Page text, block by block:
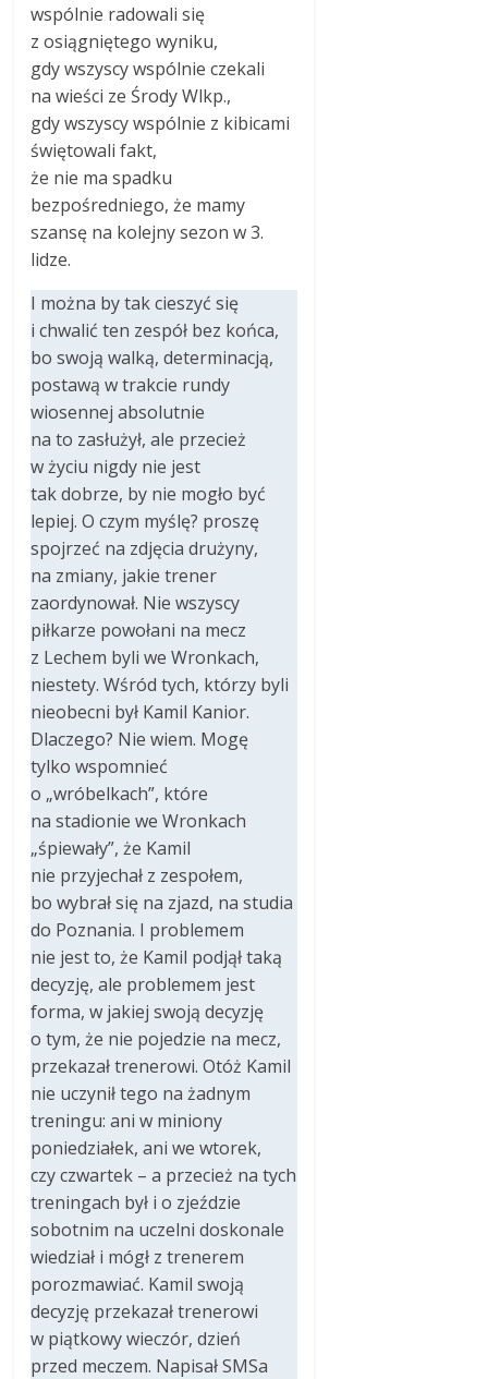
wspólnie radowali się
z osiągniętego wyniku,
gdy wszyscy wspólnie czekali
na wieści ze Środy Wlkp.,
gdy wszyscy wspólnie z kibicami
świętowali fakt,
że nie ma spadku
bezpośredniego, że mamy
szansę na kolejny sezon w 3.
lidze.
I można by tak cieszyć się
i chwalić ten zespół bez końca,
bo swoją walką, determinacją,
postawą w trakcie rundy
wiosennej absolutnie
na to zasłużył, ale przecież
w życiu nigdy nie jest
tak dobrze, by nie mogło być
lepiej. O czym myślę? proszę
spojrzeć na zdjęcia drużyny,
na zmiany, jakie trener
zaordynował. Nie wszyscy
piłkarze powołani na mecz
z Lechem byli we Wronkach,
niestety. Wśród tych, którzy byli
nieobecni był Kamil Kanior.
Dlaczego? Nie wiem. Mogę
tylko wspomnieć
o „wróbelkach”, które
na stadionie we Wronkach
„śpiewały”, że Kamil
nie przyjechał z zespołem,
bo wybrał się na zjazd, na studia
do Poznania. I problemem
nie jest to, że Kamil podjął taką
decyzję, ale problemem jest
forma, w jakiej swoją decyzję
o tym, że nie pojedzie na mecz,
przekazał trenerowi. Otóż Kamil
nie uczynił tego na żadnym
treningu: ani w miniony
poniedziałek, ani we wtorek,
czy czwartek – a przecież na tych
treningach był i o zjeździe
sobotnim na uczelni doskonale
wiedział i mógł z trenerem
porozmawiać. Kamil swoją
decyzję przekazał trenerowi
w piątkowy wieczór, dzień
przed meczem. Napisał SMSa